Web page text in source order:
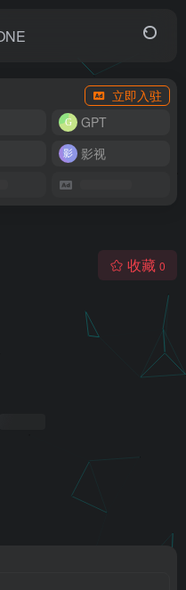
立即入驻
GPT
影视
收藏 0